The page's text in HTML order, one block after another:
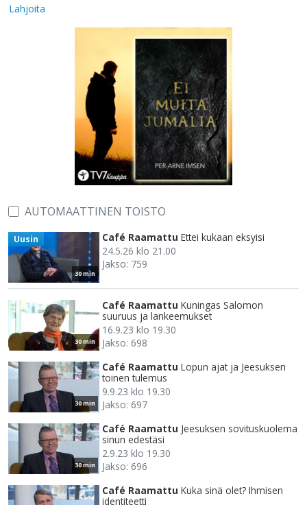
Lahjoita
AUTOMAATTINEN TOISTO
30 min
Uusin Café Raamattu Ettei kukaan eksyisi
24.5.26 klo 21.00
Jakso: 759
30 min
Café Raamattu Kuningas Salomon
suuruus ja lankeemukset
16.9.23 klo 19.30
Jakso: 698
30 min
Café Raamattu Lopun ajat ja Jeesuksen
toinen tulemus
9.9.23 klo 19.30
Jakso: 697
30 min
Café Raamattu Jeesuksen sovituskuolema
sinun edestäsi
2.9.23 klo 19.30
Jakso: 696
Café Raamattu Kuka sinä olet? Ihmisen
identiteetti